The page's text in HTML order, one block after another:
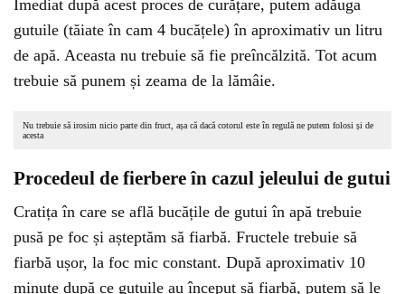
Imediat după acest proces de curățare, putem adăuga
gutuile (tăiate în cam 4 bucățele) în aproximativ un litru
de apă. Aceasta nu trebuie să fie preîncălzită. Tot acum
trebuie să punem și zeama de la lămâie.
Nu trebuie să irosim nicio parte din fruct, așa că dacă cotorul este în regulă ne putem folosi și de
acesta
Procedeul de fierbere în cazul jeleului de gutui
Cratița în care se află bucățile de gutui în apă trebuie
pusă pe foc și așteptăm să fiarbă. Fructele trebuie să
fiarbă ușor, la foc mic constant. După aproximativ 10
minute după ce gutuile au început să fiarbă, putem să le